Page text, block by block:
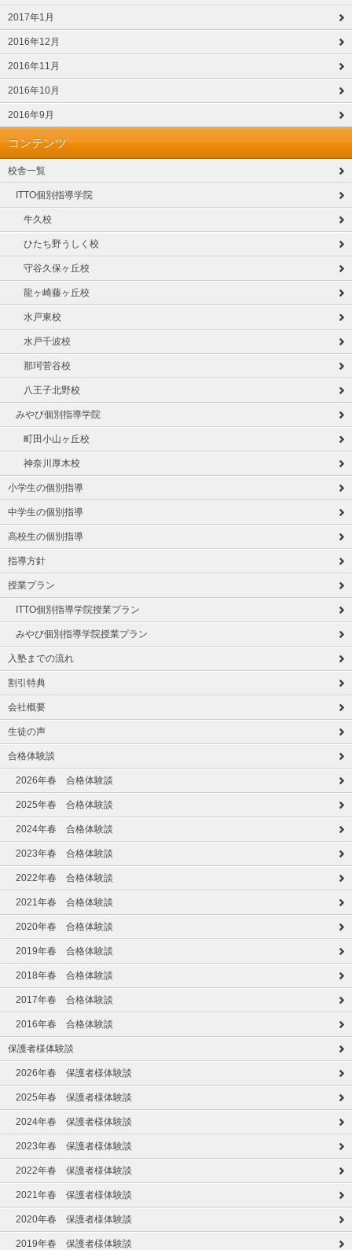
2017年1月
2016年12月
2016年11月
2016年10月
2016年9月
コンテンツ
校舎一覧
ITTO個別指導学院
牛久校
ひたち野うしく校
守谷久保ヶ丘校
龍ヶ崎藤ヶ丘校
水戸東校
水戸千波校
那珂菅谷校
八王子北野校
みやび個別指導学院
町田小山ヶ丘校
神奈川厚木校
小学生の個別指導
中学生の個別指導
高校生の個別指導
指導方針
授業プラン
ITTO個別指導学院授業プラン
みやび個別指導学院授業プラン
入塾までの流れ
割引特典
会社概要
生徒の声
合格体験談
2026年春 合格体験談
2025年春 合格体験談
2024年春 合格体験談
2023年春 合格体験談
2022年春 合格体験談
2021年春 合格体験談
2020年春 合格体験談
2019年春 合格体験談
2018年春 合格体験談
2017年春 合格体験談
2016年春 合格体験談
保護者様体験談
2026年春 保護者様体験談
2025年春 保護者様体験談
2024年春 保護者様体験談
2023年春 保護者様体験談
2022年春 保護者様体験談
2021年春 保護者様体験談
2020年春 保護者様体験談
2019年春 保護者様体験談